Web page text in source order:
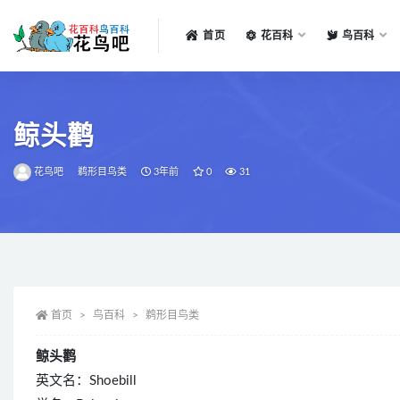
首页 花百科 鸟百科
鲸头鹳
花鸟吧 鹈形目鸟类 3年前 0 31
首页 鸟百科 鹈形目鸟类
鲸头鹳
英文名：Shoebill